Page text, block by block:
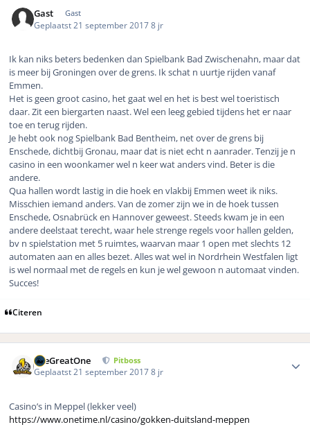
Gast Gast
Geplaatst 21 september 20178 jr
Ik kan niks beters bedenken dan Spielbank Bad Zwischenahn, maar dat
is meer bij Groningen over de grens. Ik schat n uurtje rijden vanaf
Emmen.
Het is geen groot casino, het gaat wel en het is best wel toeristisch
daar. Zit een biergarten naast. Wel een leeg gebied tijdens het er naar
toe en terug rijden.
Je hebt ook nog Spielbank Bad Bentheim, net over de grens bij
Enschede, dichtbij Gronau, maar dat is niet echt n aanrader. Tenzij je n
casino in een woonkamer wel n keer wat anders vind. Beter is die
andere.
Qua hallen wordt lastig in die hoek en vlakbij Emmen weet ik niks.
Misschien iemand anders. Van de zomer zijn we in de hoek tussen
Enschede, Osnabrück en Hannover geweest. Steeds kwam je in een
andere deelstaat terecht, waar hele strenge regels voor hallen gelden,
bv n spielstation met 5 ruimtes, waarvan maar 1 open met slechts 12
automaten aan en alles bezet. Alles wat wel in Nordrhein Westfalen ligt
is wel normaal met de regels en kun je wel gewoon n automaat vinden.
Succes!
Citeren
TheGreatOne Pitboss
Geplaatst21 september 20178 jr
Casino’s in Meppel (lekker veel)
https://www.onetime.nl/casino/gokken-duitsland-meppen